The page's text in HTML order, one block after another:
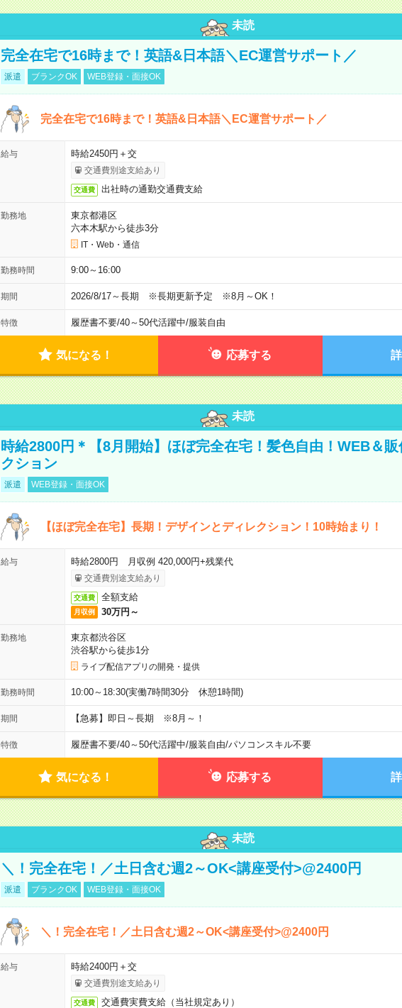
未読
完全在宅で16時まで！英語&日本語＼EC運営サポート／
派遣 ブランクOK WEB登録・面接OK
完全在宅で16時まで！英語&日本語＼EC運営サポート／
給与 時給2450円＋交
交通費別途支給あり
交通費 出社時の通勤交通費支給
勤務地
東京都港区
六本木駅から徒歩3分
IT・Web・通信
勤務時間 9:00～16:00
期間 2026/8/17～長期 ※長期更新予定 ※8月～OK！
特徴 履歴書不要/40～50代活躍中/服装自由
気になる！ 応募する
未読
時給2800円＊【8月開始】ほぼ完全在宅！髪色自由！WEB＆
クション
派遣 WEB登録・面接OK
【ほぼ完全在宅】長期！デザインとディレクション！10時始まり！
給与 時給2800円 月収例 420,000円+残業代
交通費別途支給あり
交通費 全額支給
月収例 30万円～
勤務地
東京都渋谷区
渋谷駅から徒歩1分
ライブ配信アプリの開発・提供
勤務時間 10:00～18:30(実働7時間30分 休憩1時間)
期間 【急募】即日～長期 ※8月～！
特徴 履歴書不要/40～50代活躍中/服装自由/パソコンスキル不要
気になる！ 応募する
未読
＼！完全在宅！／土日含む週2～OK<講座受付>@2400円
派遣 ブランクOK WEB登録・面接OK
＼！完全在宅！／土日含む週2～OK<講座受付>@2400円
給与 時給2400円＋交
交通費別途支給あり
交通費 交通費実費支給（当社規定あり）